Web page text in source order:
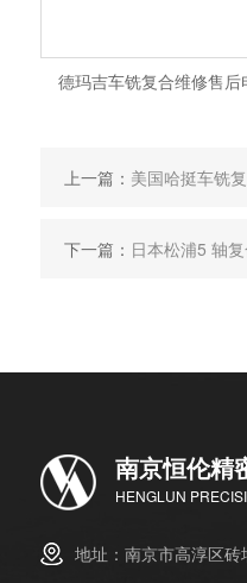
上一篇： 美国哈挺车铣
下一篇： 日本松浦5 轴
南京恒伦精
HENGLUN
地址：南京市高淳区